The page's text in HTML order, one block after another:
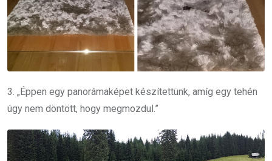
3. „Éppen egy panorámaképet készítettünk, amíg egy tehén
úgy nem döntött, hogy megmozdul.”